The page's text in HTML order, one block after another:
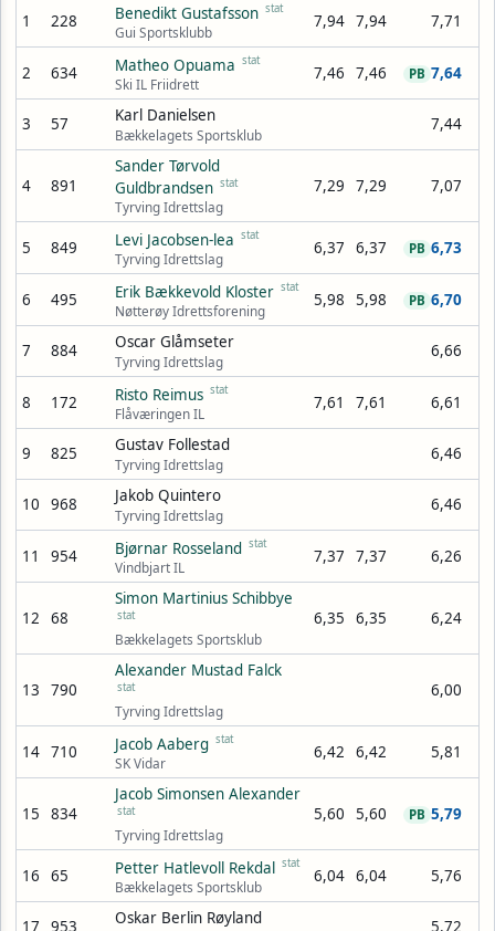
1 228 Benedikt Gustafsson stat
Gui Sportsklubb
7,94 7,94 7,71
2 634 Matheo Opuama stat
Ski IL Friidrett
7,46 7,46 7,64
PB
3 57 Karl Danielsen
Bækkelagets Sportsklub
7,44
4 891
Sander Tørvold
Guldbrandsen stat
Tyrving Idrettslag
7,29 7,29 7,07
5 849 Levi Jacobsen-lea stat
Tyrving Idrettslag
6,37 6,37 6,73
PB
6 495 Erik Bækkevold Kloster stat
Nøtterøy Idrettsforening
5,98 5,98 6,70
PB
7 884 Oscar Glåmseter
Tyrving Idrettslag
6,66
8 172 Risto Reimus stat
Flåværingen IL
7,61 7,61 6,61
9 825 Gustav Follestad
Tyrving Idrettslag
6,46
10 968 Jakob Quintero
Tyrving Idrettslag
6,46
11 954 Bjørnar Rosseland stat
Vindbjart IL
7,37 7,37 6,26
12 68
Simon Martinius Schibbye
stat
Bækkelagets Sportsklub
6,35 6,35 6,24
13 790
Alexander Mustad Falck
stat
Tyrving Idrettslag
6,00
14 710 Jacob Aaberg stat
SK Vidar
6,42 6,42 5,81
15 834
Jacob Simonsen Alexander
stat
Tyrving Idrettslag
5,60 5,60 5,79
PB
16 65 Petter Hatlevoll Rekdal stat
Bækkelagets Sportsklub
6,04 6,04 5,76
17 953 Oskar Berlin Røyland 5,72